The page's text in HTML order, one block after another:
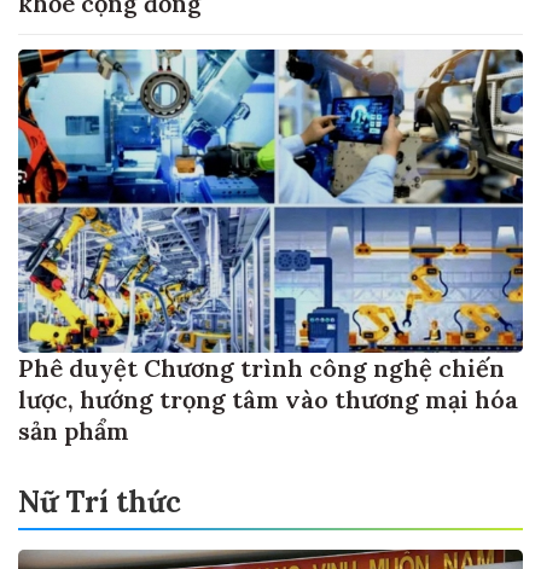
Phê duyệt Chương trình công nghệ chiến
lược, hướng trọng tâm vào thương mại hóa
sản phẩm
Nữ Trí thức